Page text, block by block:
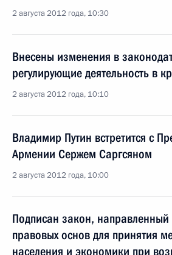
2 августа 2012 года, 10:30
Внесены изменения в
регулирующие деятельность в
2 августа 2012 года, 10:10
Владимир Путин встретится с
Армении Сержем Саргсяном
2 августа 2012 года, 10:00
Подписан закон,
правовых основ для принятия
населения и экономики при